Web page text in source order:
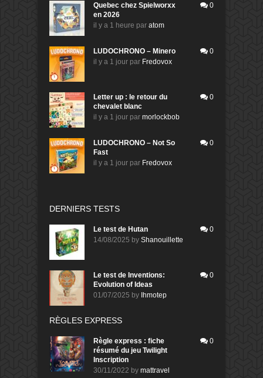
Quebec chez Spielworxx
en 2026
il y a 1 heure par atom
0
LUDOCHRONO – Minero
il y a 1 jour par Fredovox
0
Letter up : le retour du
chevalet blanc
il y a 1 jour par morlockbob
0
LUDOCHRONO – Not So
Fast
il y a 1 jour par Fredovox
0
DERNIERS TESTS
Le test de Hutan
14/08/2025 by Shanouillette
0
Le test de Inventions:
Evolution of Ideas
01/07/2025 by Ihmotep
0
RÈGLES EXPRESS
Règle express : fiche
résumé du jeu Twilight
Inscription
30/11/2022 by mattravel
0